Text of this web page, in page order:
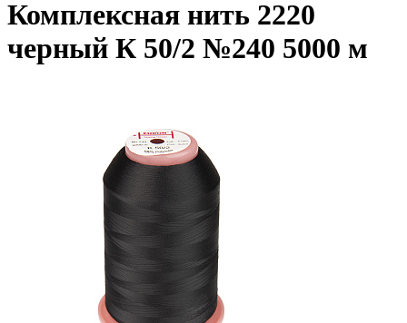
Комплексная нить 2220
черный К 50/2 №240 5000 м